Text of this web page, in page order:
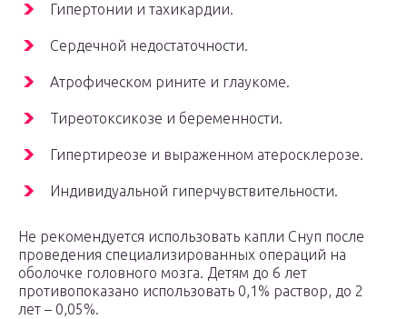
Гипертонии и тахикардии.
Сердечной недостаточности.
Атрофическом рините и глаукоме.
Тиреотоксикозе и беременности.
Гипертиреозе и выраженном атеросклерозе.
Индивидуальной гиперчувствительности.
Не рекомендуется использовать капли Снуп после
проведения специализированных операций на
оболочке головного мозга. Детям до 6 лет
противопоказано использовать 0,1% раствор, до 2
лет – 0,05%.